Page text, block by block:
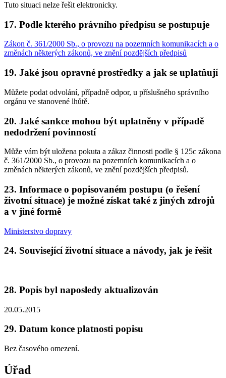
Tuto situaci nelze řešit elektronicky.
17. Podle kterého právního předpisu se postupuje
Zákon č. 361/2000 Sb., o provozu na pozemních komunikacích a o
změnách některých zákonů, ve znění pozdějších předpisů
19. Jaké jsou opravné prostředky a jak se uplatňují
Můžete podat odvolání, případně odpor, u příslušného správního
orgánu ve stanovené lhůtě.
20. Jaké sankce mohou být uplatněny v případě
nedodržení povinností
Může vám být uložena pokuta a zákaz činnosti podle § 125c zákona
č. 361/2000 Sb., o provozu na pozemních komunikacích a o
změnách některých zákonů, ve znění pozdějších předpisů.
23. Informace o popisovaném postupu (o řešení
životní situace) je možné získat také z jiných zdrojů
a v jiné formě
Ministerstvo dopravy
24. Související životní situace a návody, jak je řešit
28. Popis byl naposledy aktualizován
20.05.2015
29. Datum konce platnosti popisu
Bez časového omezení.
Úřad